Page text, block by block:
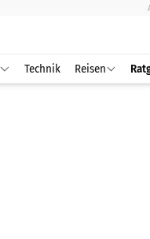
Technik Reisen